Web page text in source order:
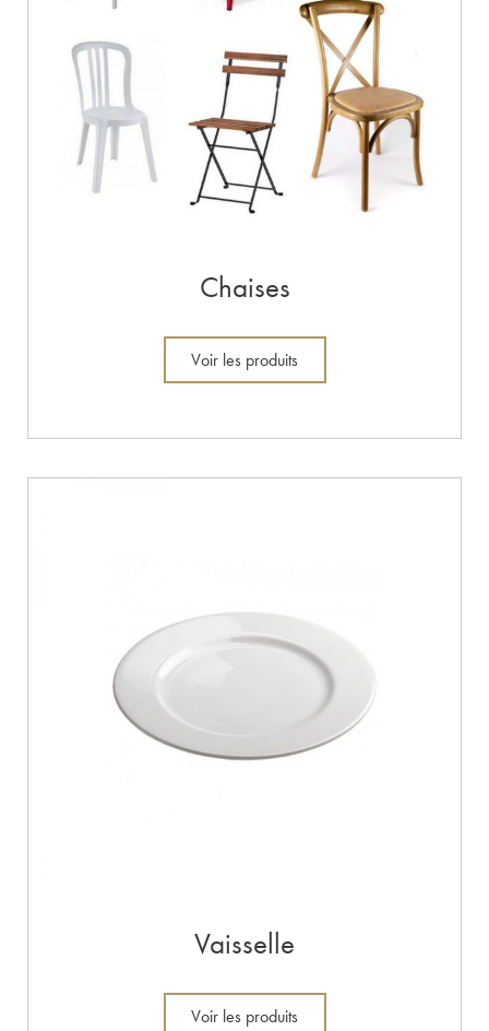
Chaises
Voir les produits
Vaisselle
Voir les produits